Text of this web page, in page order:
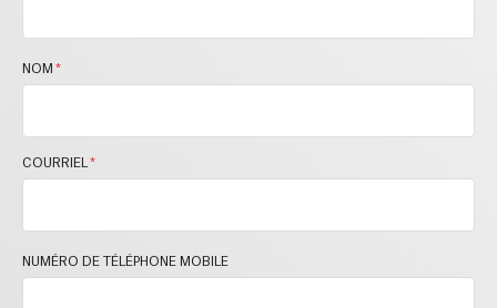
NOM *
COURRIEL *
NUMÉRO DE TÉLÉPHONE MOBILE